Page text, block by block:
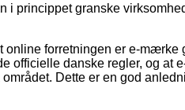
i princippet granske
forretningen er e-mærke
officielle danske regler, og at
Dette er en god